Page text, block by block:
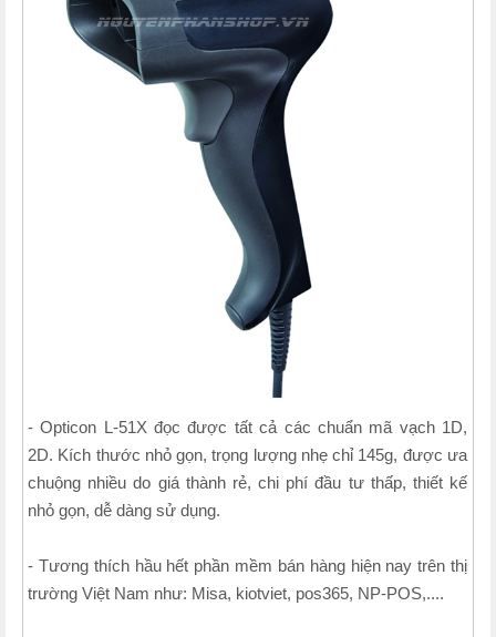
- Opticon L-51X đọc được tất cả các chuẩn mã vạch 1D,
2D. Kích thước nhỏ gọn, trọng lượng nhẹ chỉ 145g, được ưa
chuộng nhiều do giá thành rẻ, chi phí đầu tư thấp, thiết kế
nhỏ gọn, dễ dàng sử dụng.
- Tương thích hầu hết phần mềm bán hàng hiện nay trên thị
trường Việt Nam như: Misa, kiotviet, pos365, NP-POS,....